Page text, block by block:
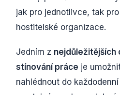
jak pro jednotlivce, tak
hostitelské organizace.
Jedním z nejdůležitějších
stínování práce je
nahlédnout do